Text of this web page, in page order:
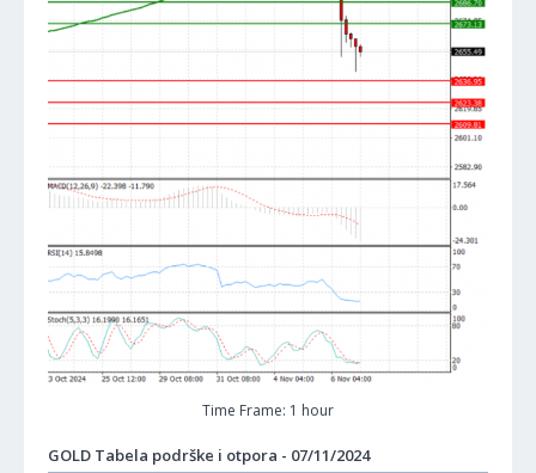
Time Frame: 1 hour
GOLD Tabela podrške i otpora - 07/11/2024